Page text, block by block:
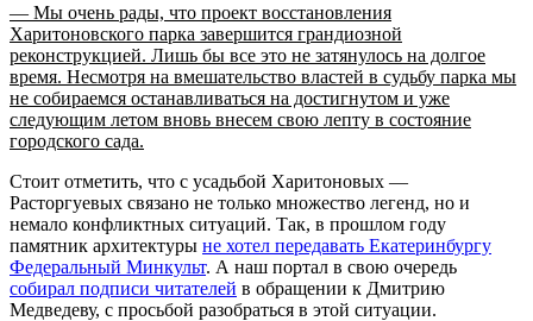
— Мы очень рады, что проект восстановления
Харитоновского парка завершится грандиозной
реконструкцией. Лишь бы все это не затянулось на долгое
время. Несмотря на вмешательство властей в судьбу парка мы
не собираемся останавливаться на достигнутом и уже
следующим летом вновь внесем свою лепту в состояние
городского сада.
Стоит отметить, что с усадьбой Харитоновых —
Расторгуевых связано не только множество легенд, но и
немало конфликтных ситуаций. Так, в прошлом году
памятник архитектуры не хотел передавать Екатеринбургу
Федеральный Минкульт. А наш портал в свою очередь
собирал подписи читателей в обращении к Дмитрию
Медведеву, с просьбой разобраться в этой ситуации.